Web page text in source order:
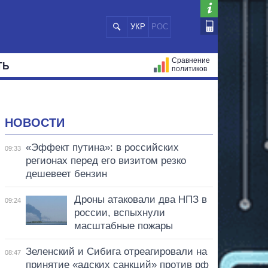
УКР РОС
Сравнение
политиков
НОВОСТИ
09:33
«Эффект путина»: в российских
регионах перед его визитом резко
дешевеет бензин
09:24
Дроны атаковали два НПЗ в
россии, вспыхнули
масштабные пожары
08:47
Зеленский и Сибига отреагировали на
принятие «адских санкций» против рф